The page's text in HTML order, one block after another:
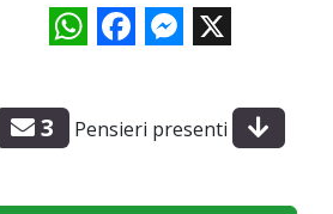
WhatsAppFacebookMessenger
X
3 Pensieri presenti